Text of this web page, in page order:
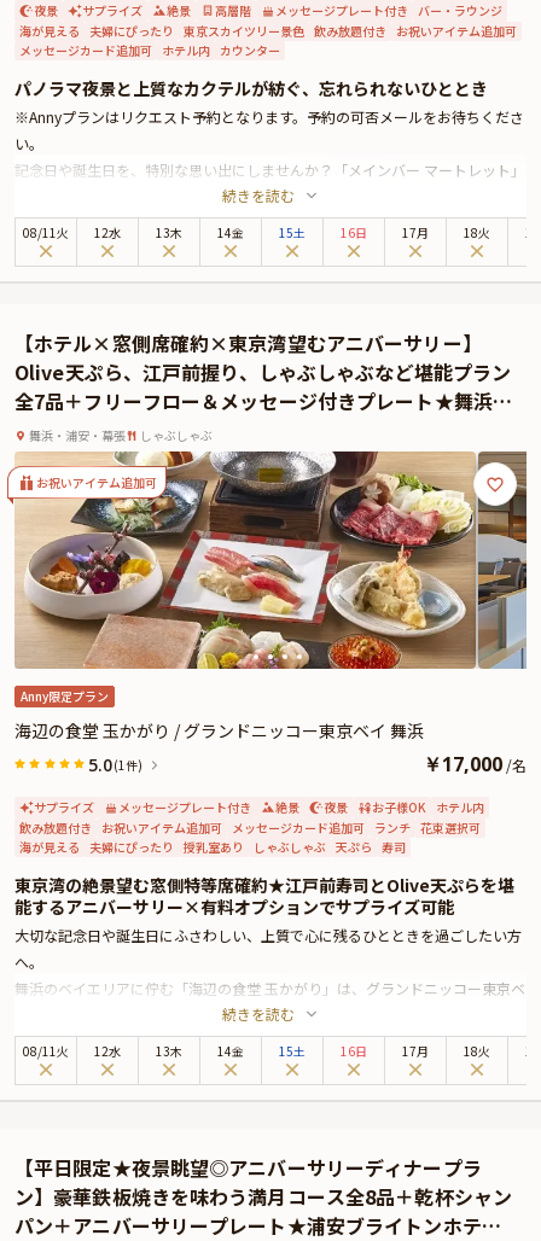
夜景 サプライズ 絶景 高層階 メッセージプレート付き バー・ラウンジ
海が見える
夫婦にぴったり 東京スカイツリー景色 飲み放題付き
お祝いアイテム追加可
メッセージカード追加可 ホテル内 カウンター
パノラマ夜景と上質なカクテルが紡ぐ、忘れられないひととき
※Annyプランはリクエスト予約となります。予約の可否メールをお待ちくださ
い。
記念日や誕生日を、特別な思い出にしませんか？「メインバー マートレット」
は、浦安ブライトンホテル東京ベイの最上階に佇むオーセンティックバーで
す。眼下に広がる煌めく夜景を眺めながら、洗練されたカクテルとこだわりの
料理を堪能できる、上質な大人の空間。特別な夜にふさわしい、贅沢なひとと
ートまで、どの一皿も記念日にふさわしい逸品です。さらに、バーテンダーが
丹精込めて作るカクテルのフリーフローが、特別な夜をより優雅に演出しま
す。
食後には、サプライズ演出としてアニバーサリープレートをご提供。ご希望の
メッセージを添えて、感謝や愛を形にすることができます。
なお、お席は夜景を望むカウンター席またはテーブル席をご用意。
新浦安駅直結という利便性と、都会の喧騒を忘れさせるラグジュアリーな空間
が魅力の「メインバー マートレット」。大切な方と過ごす記念日が、忘れられ
ない思い出になるよう、心を込めておもてなしいたします。ぜひ、特別な一夜
をお楽しみください。
続きを読む
08/11火 12水 13木 14金 15土 16日 17月 18火
【ホテル×窓側席確約×東京湾望むアニバーサリー】
Olive天ぷら、江戸前握り、しゃぶしゃぶなど堪能プラン
全7品＋フリーフロー＆メッセージ付きプレート★舞浜ベ
イビュー
舞浜・浦安・幕張 しゃぶしゃぶ
お祝いアイテム追加可
Anny限定プラン
海辺の食堂 玉かがり / グランドニッコー東京ベイ 舞浜
5.0(1件) ￥17,000 /名
サプライズ メッセージプレート付き 絶景 夜景 お子様OK ホテル内
飲み放題付き
お祝いアイテム追加可 メッセージカード追加可 ランチ 花束選択可
海が見える
夫婦にぴったり 授乳室あり しゃぶしゃぶ 天ぷら 寿司
東京湾の絶景望む窓側特等席確約★江戸前寿司とOlive天ぷらを堪
能するアニバーサリー×有料オプションでサプライズ可能
大切な記念日や誕生日にふさわしい、上質で心に残るひとときを過ごしたい方
へ。
舞浜のベイエリアに佇む「海辺の食堂 玉かがり」は、グランドニッコー東京ベ
イ 舞浜のメインロビーに店を構える名店です。非日常へと自然に誘われるロケ
ーションも魅力のひとつ。
お祝いの席にご用意されるのは、窓側ソファー席確約のアニバーサリーコース
とともに職人技が光る逸品。さらに、オリーブオイル100％で揚げる天ぷらは
軽やかな口当たりと香りの良さが印象的です。
コースには、特選国産牛を味わうしゃぶしゃぶや、その日のおすすめ料理も加
続きを読む
08/11火 12水 13木 14金 15土 16日 17月 18火
【平日限定★夜景眺望◎アニバーサリーディナープラ
ン】豪華鉄板焼きを味わう満月コース全8品＋乾杯シャン
パン＋アニバーサリープレート★浦安ブライトンホテル